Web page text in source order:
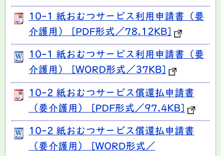
10-1 紙おむつサービス利用申請書（要
介護用） [PDF形式／78.12KB]
10-1 紙おむつサービス利用申請書（要
介護用） [WORD形式／37KB]
10-2 紙おむつサービス償還払申請書
（要介護用） [PDF形式／97.4KB]
10-2 紙おむつサービス償還払申請書
（要介護用） [WORD形式／